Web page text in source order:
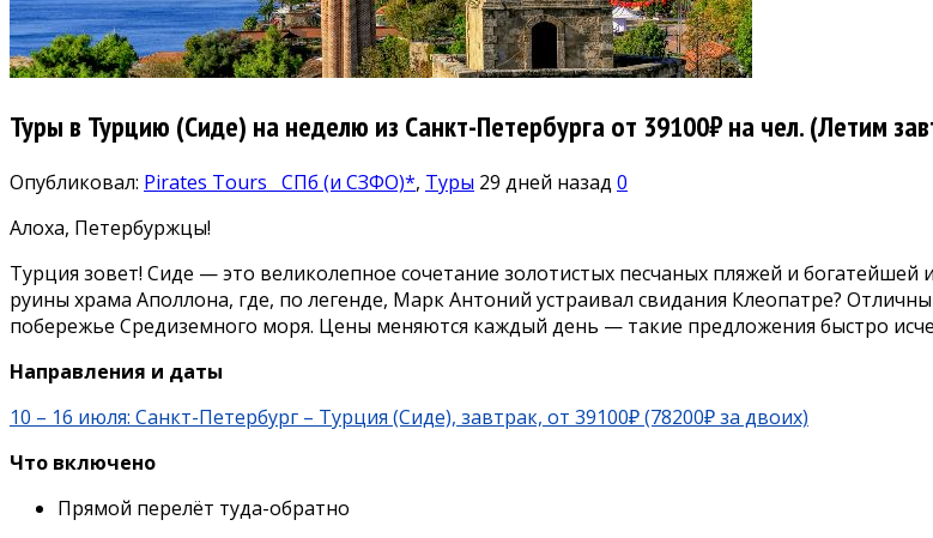
Туры в Турцию (Сиде) на неделю из Санкт-Петербурга от 39100₽ на чел. (Летим
Опубликовал: Pirates Tours СПб (и СЗФО)*, Туры 29 дней назад 0
Алоха, Петербуржцы!
Турция зовет! Сиде — это великолепное сочетание золотистых песчаных пляжей и
руины храма Аполлона, где, по легенде, Марк Антоний устраивал свидания Клеопатре?
побережье Средиземного моря. Цены меняются каждый день — такие предложения быстро
Направления и даты
10 – 16 июля: Санкт-Петербург – Турция (Сиде), завтрак, от 39100₽ (78200₽ за двоих)
Что включено
Прямой перелёт туда-обратно